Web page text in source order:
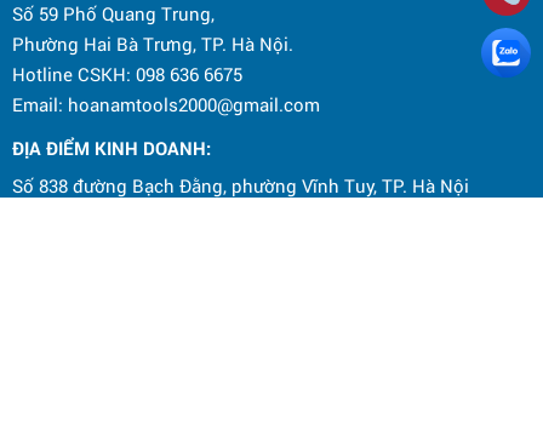
Số 59 Phố Quang Trung,
Phường Hai Bà Trưng, TP. Hà Nội.
Hotline CSKH: 098 636 6675
Email: hoanamtools2000@gmail.com
ĐỊA ĐIỂM KINH DOANH:
Số 838 đường Bạch Đằng, phường Vĩnh Tuy, TP. Hà Nội